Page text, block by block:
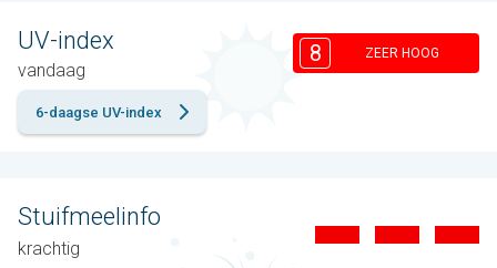
UV-index
vandaag
8 ZEER HOOG
6-daagse UV-index
Stuifmeelinfo
krachtig